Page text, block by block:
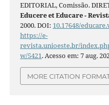
EDITORIAL, Comissão.
Educere et Educare -
2000. DOI: 10.17648/
https://e-
revista.unioeste.br/
w/5421. Acesso em: 7 aug.
MORE CITATION